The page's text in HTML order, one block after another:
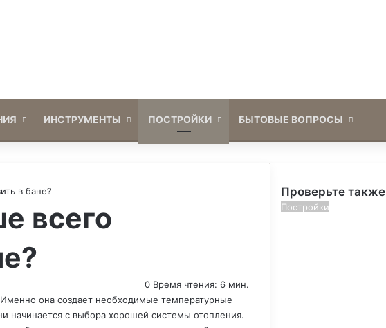
ИНСТРУМЕНТЫ ПОСТРОЙКИ БЫТОВЫЕ ВОПРОСЫ
в бане?
всего
0 Время чтения: 6 мин.
она создает необходимые температурные
начинается с выбора хорошей системы отопления.
Проверьте также
З
Постройки